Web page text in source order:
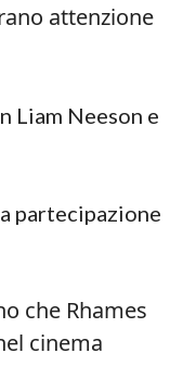
attenzione
Liam Neeson e
partecipazione
che Rhames
cinema